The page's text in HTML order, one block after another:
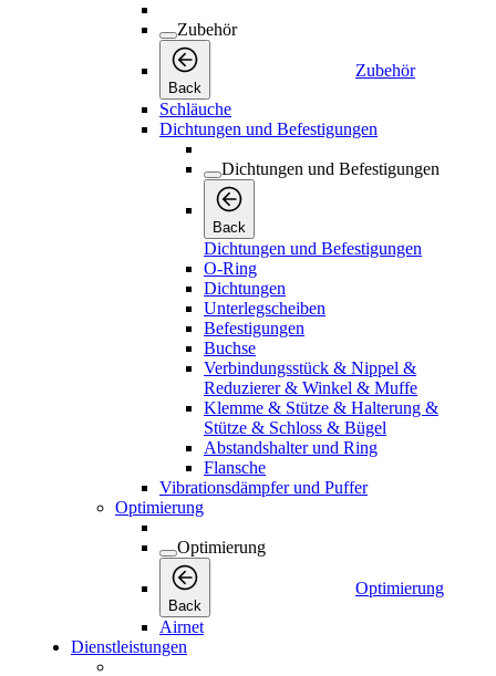
Zubehör
Back
Zubehör
Schläuche
Dichtungen und Befestigungen
Dichtungen und Befestigungen
Back
Dichtungen und Befestigungen
O-Ring
Dichtungen
Unterlegscheiben
Befestigungen
Buchse
Verbindungsstück & Nippel &
Reduzierer & Winkel & Muffe
Klemme & Stütze & Halterung &
Stütze & Schloss & Bügel
Abstandshalter und Ring
Flansche
Vibrationsdämpfer und Puffer
Optimierung
Optimierung
Back
Optimierung
Airnet
Dienstleistungen